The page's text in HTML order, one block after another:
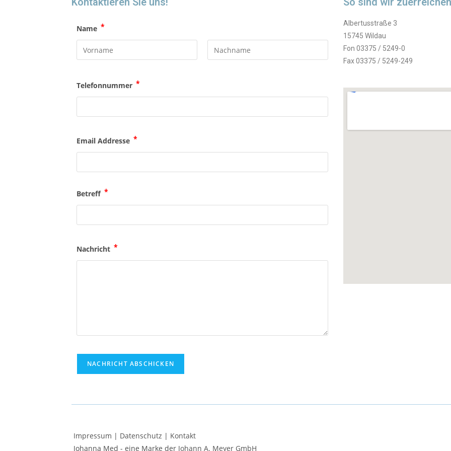
Name *
Telefonnummer *
Email Addresse *
Betreff *
Nachricht *
Albertusstraße 3
15745 Wildau
Fon 03375 / 5249-0
Fax 03375 / 5249-249
Impressum | Datenschutz | Kontakt
Johanna Med - eine Marke der Johann A. Meyer GmbH